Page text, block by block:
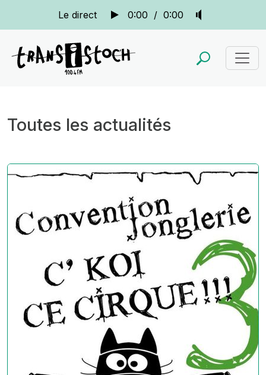
Le direct 0:00 / 0:00
Toutes les actualités